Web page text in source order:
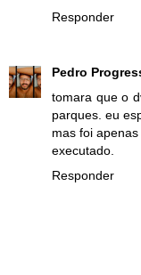
Responder
Pedro
tomara que o
parques. eu
mas foi
executado.
Responder